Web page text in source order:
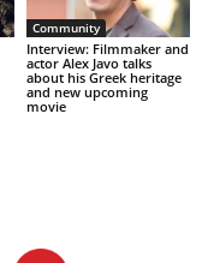
Community
Interview: Filmmaker and
actor Alex Javo talks
about his Greek heritage
and new upcoming
movie